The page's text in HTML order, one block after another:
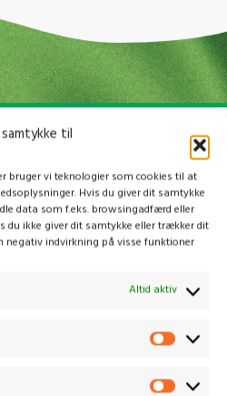
til
bruger vi teknologier som cookies til at
Hvis du giver dit samtykke
data som f.eks. browsingadfærd eller
du ikke giver dit samtykke eller trækker dit
negativ indvirkning på visse funktioner
Altid aktiv